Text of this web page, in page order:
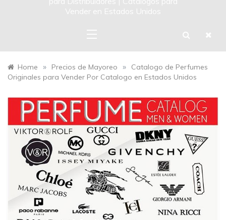
Vender en Estados Unidos
Home » Precios de Mayoreo »
Catalogo de Perfumes
Originales para Vender Por Catalogo en Estados Unidos